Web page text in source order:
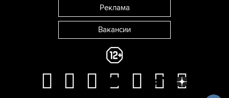
Реклама
Вакансии